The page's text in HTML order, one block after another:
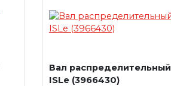
Вал распределительный
ISLe (3966430)